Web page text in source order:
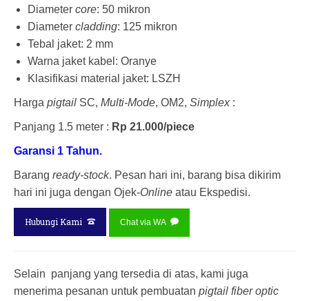
Diameter core: 50 mikron
Diameter cladding: 125 mikron
Tebal jaket: 2 mm
Warna jaket kabel: Oranye
Klasifikasi material jaket: LSZH
Harga pigtail SC, Multi-Mode, OM2, Simplex:
Panjang 1.5 meter : Rp 21.000/piece
Garansi 1 Tahun.
Barang ready-stock. Pesan hari ini, barang bisa dikirim
hari ini juga dengan Ojek-Online atau Ekspedisi.
Hubungi Kami Chat via WA
Selain panjang yang tersedia di atas, kami juga
menerima pesanan untuk pembuatan pigtail fiber optic